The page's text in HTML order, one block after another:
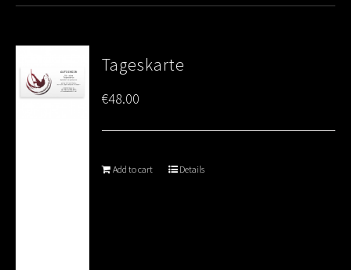
Tageskarte
€48.00
Add to cart Details